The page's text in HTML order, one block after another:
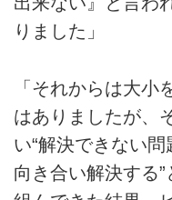
りました」
「それからは大小
はありましたが、
い“解決できない
向き合い解決する